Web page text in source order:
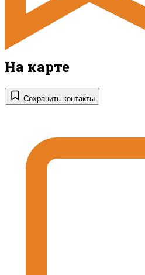
На карте
Сохранить контакты